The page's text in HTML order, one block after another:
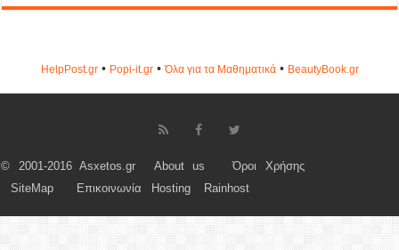
HelpPost.gr• Popi-it.gr•Όλα για τα Μαθηματικά• ΒeautyΒook.gr
© 2001-2016 Asxetos.gr About us
Όροι Χρήσης
SiteMap
Επικοινωνία Hosting Rainhost